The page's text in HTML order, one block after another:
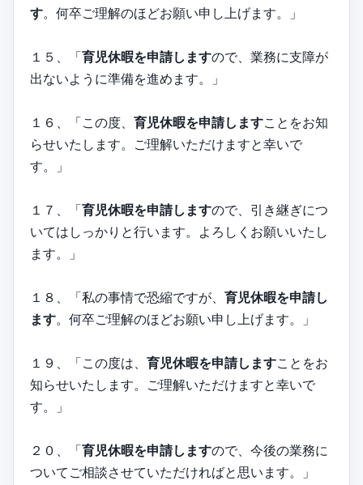
す。何卒ご理解のほどお願い申し上げます。」
１５、「育児休暇を申請しますので、業務に支障が
出ないように準備を進めます。」
１６、「この度、 育児休暇を申請しますことをお知
らせいたします。ご理解いただけますと幸いで
す。」
１７、「育児休暇を申請しますので、引き継ぎにつ
いてはしっかりと行います。よろしくお願いいたし
ます。」
１８、「私の事情で恐縮ですが、 育児休暇を申請し
ます。何卒ご理解のほどお願い申し上げます。」
１９、「この度は、 育児休暇を申請しますことをお
知らせいたします。ご理解いただけますと幸いで
す。」
２０、「育児休暇を申請しますので、今後の業務に
ついてご相談させていただければと思います。」